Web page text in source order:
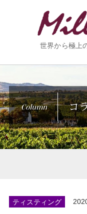
世界から極上
Column コ
ティスティング